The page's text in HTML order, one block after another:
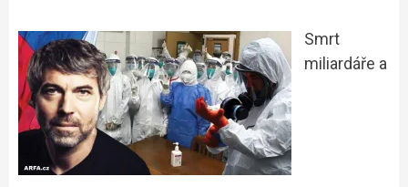
Smrt
miliardáře a